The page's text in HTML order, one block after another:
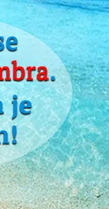
0